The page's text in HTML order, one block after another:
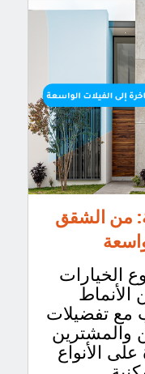
من الشقق
الخيارات
مع تفضيلات
والمشترين
الأنواع